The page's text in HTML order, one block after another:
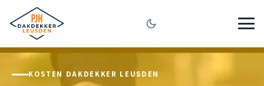
KOSTEN DAKDEKKER LEUSDEN